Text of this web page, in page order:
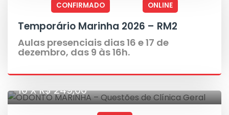
CONFIRMADO ONLINE
Temporário Marinha 2026 – RM2
Aulas presenciais dias 16 e 17 de
dezembro, das 9 às 16h.
10 X R$ 249,00